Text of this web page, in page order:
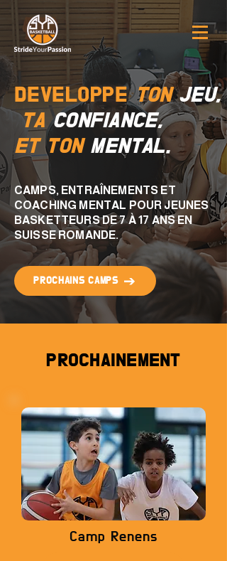
DEVELOPPETONJEU,
TACONFIANCE,
ET TON MENTAL.
PROCHAINS CAMPS
CAMPS, ENTRAÎNEMENTS ET
COACHING MENTAL POUR JEUNES
BASKETTEURS DE 7 À 17 ANS EN
SUISSE ROMANDE.
NOTRE MISSION
progression sportive et personnelle,
en alliant le plaisir du jeu à un
développement structuré, afin de
cultiver la résilience physique,
mentale et éthique.
PROCHAINEMENT
Camp Renens